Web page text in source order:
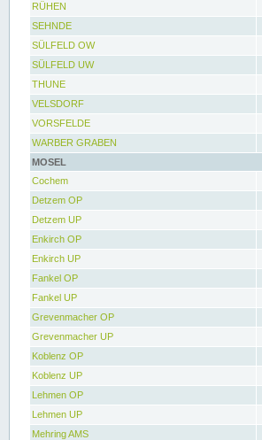
RÜHEN
SEHNDE
SÜLFELD OW
SÜLFELD UW
THUNE
VELSDORF
VORSFELDE
WARBER GRABEN
MOSEL
Cochem
Detzem OP
Detzem UP
Enkirch OP
Enkirch UP
Fankel OP
Fankel UP
Grevenmacher OP
Grevenmacher UP
Koblenz OP
Koblenz UP
Lehmen OP
Lehmen UP
Mehring AMS